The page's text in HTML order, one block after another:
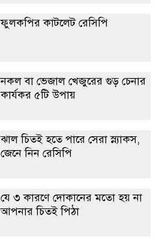
ফুলকপির কাটলেট রেসিপি
নকল বা ভেজাল খেজুরের গুড় চেনার
কার্যকর ৫টি উপায়
ঝাল চিতই হতে পারে সেরা স্ন্যাকস,
জেনে নিন রেসিপি
যে ৩ কারণে দোকানের মতো হয় না
আপনার চিতই পিঠা